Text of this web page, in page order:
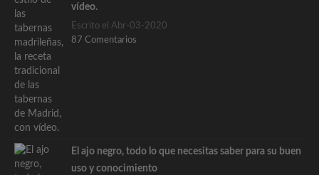
vídeo.
Escrito el Abr-03-2020
87 Comentarios
El ajo negro, todo lo que necesitas saber para su buen
uso y conocimiento